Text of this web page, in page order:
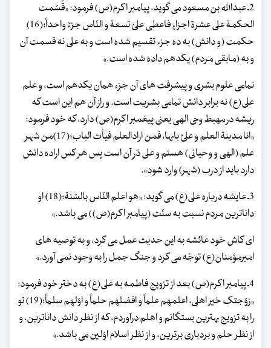
2ـ عبداللّه بن مسعود می گوید، پیامبر اکرم(ص) فرمود: «قُسّمت
الحکمة علی عشرة اجزاءٍ فاعطی علیّ تسعة و النّاس جزءً واحداً؛(16)
حکمت (و دانش) به ده جزء تقسیم شده است و به علی نه قسمت آن
و به (مابقی مردم) یکدهم داده شده است.»
تمامی علوم بشری و پیشرفت های آن جزء همان یکدهم است، و علم
علی(ع) نه برابر دانش تمامی بشریت است. و راز آن هم این است که
ریشه در مهبط وحی الهی یعنی پیغمبر اکرم(ص) دارد، که خود فرمود:
«انا مدینة العلم و علیٌ بابها، فمن ارادالعلم فیأت الباب؛(17)من شهر
علم (الهی و وحیانی) هستم و علی دَرِ آن است پس هر کس اراده دانش
دارد باید از درب (شهر) وارد شود».
3ـ عایشه درباره علی(ع) می گوید: «هو اعلم النّاس بالسّنة؛(18) او
داناترین مردم نسبت به سنّت (پیامبر اکرم(ص)) می باشد.»
ای کاش خود عائشه به این حدیث عمل می کرد، و به توصیه های
امیرمؤمنان(ع) توجّه می کرد و جنگ جمل را به وجود نمی آورد.»
4ـ پیامبر اکرم(ص) بعد از تزویج فاطمه به علی(ع) به دختر خود فرمود:
«زوّجتک خیر اهلی، اعلمهم علماً و افضلهم حلماً و اوّلهم سلماً؛(19) تو
را به تزویج بهترین بستگانم و اهلم درآوردم، که از نظر دانش داناترین، و
از نظر حلم و بردباری برترین، و از نظر اسلام اوّلین می باشد.»